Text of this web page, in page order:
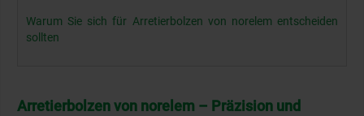
Warum Sie sich für Arretierbolzen von norelem entscheiden
sollten
Arretierbolzen von norelem – Präzision und